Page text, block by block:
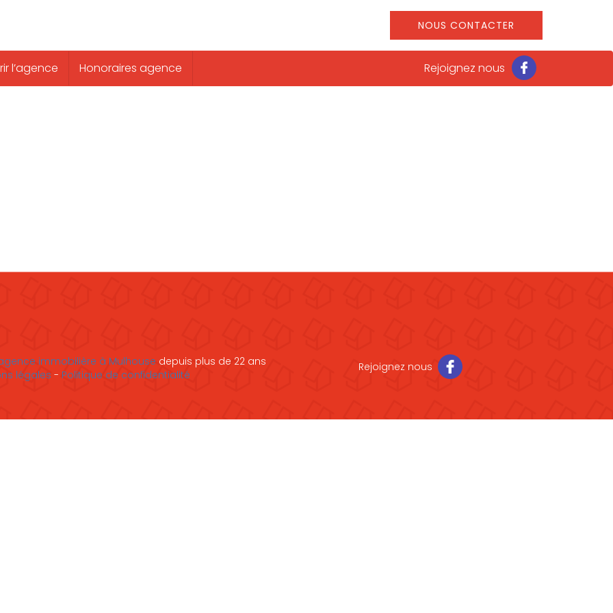
NOUS CONTACTER
l’agence Honoraires agence Rejoignez nous
immobilière à Mulhouse depuis plus de 22 ans
légales - Politique de confidentialité
Rejoignez nous